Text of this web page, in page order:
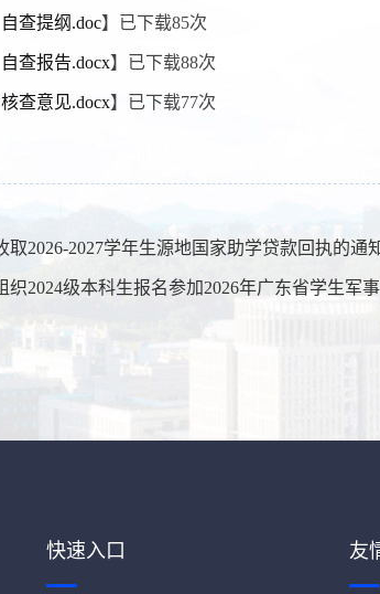
查提纲.doc】已下载85次
查报告.docx】已下载88次
查意见.docx】已下载77次
取2026-2027学年生源地国家助学贷款回执的通
织2024级本科生报名参加2026年广东省学生军
快速入口 友